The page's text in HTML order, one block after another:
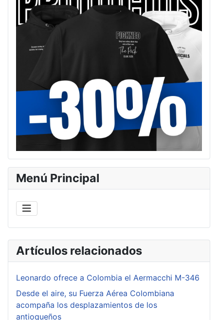
Menú Principal
Artículos relacionados
Leonardo ofrece a Colombia el Aermacchi M-346
Desde el aire, su Fuerza Aérea Colombiana
acompaña los desplazamientos de los
antioqueños